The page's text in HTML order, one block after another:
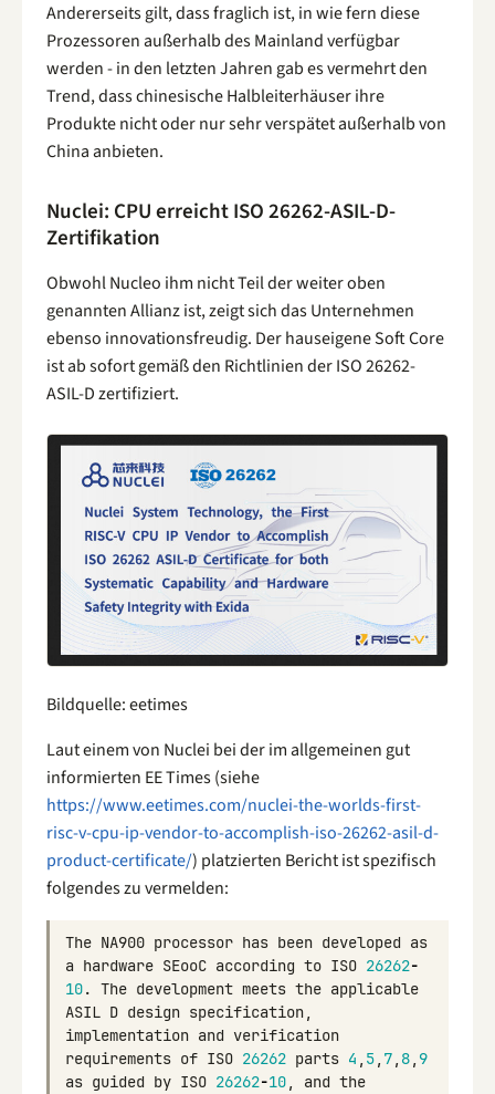
Andererseits gilt, dass fraglich ist, in wie fern diese
Prozessoren außerhalb des Mainland verfügbar
werden - in den letzten Jahren gab es vermehrt den
Trend, dass chinesische Halbleiterhäuser ihre
Produkte nicht oder nur sehr verspätet außerhalb von
China anbieten.
Nuclei: CPU erreicht ISO 26262-ASIL-D-
Zertifikation
Obwohl Nucleo ihm nicht Teil der weiter oben
genannten Allianz ist, zeigt sich das Unternehmen
ebenso innovationsfreudig. Der hauseigene Soft Core
ist ab sofort gemäß den Richtlinien der ISO 26262-
ASIL-D zertifiziert.
Bildquelle: eetimes
Laut einem von Nuclei bei der im allgemeinen gut
informierten EE Times (siehe
https://www.eetimes.com/nuclei-the-worlds-first-
risc-v-cpu-ip-vendor-to-accomplish-iso-26262-asil-d-
product-certificate/) platzierten Bericht ist spezifisch
folgendes zu vermelden:
The NA900 processor has been developed as
a hardware SEooC according to ISO 26262-
10. The development meets the applicable
ASIL D design specification,
implementation and verification
requirements of ISO 26262 parts 4 , 5, 7, 8, 9
as guided by ISO 26262-10, and the